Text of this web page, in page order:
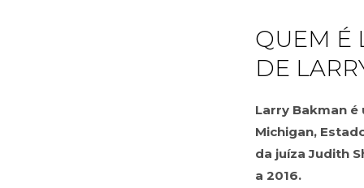
QUEM É
DE
Larry Bakman
Michigan,
da juíza Judith
a 2016.